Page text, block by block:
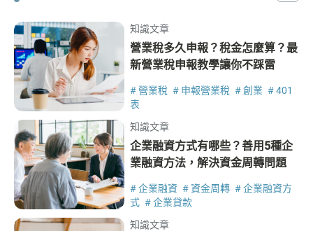
知識文章
營業稅多久申報？稅金怎麼算？最
新營業稅申報教學讓你不踩雷
# 營業稅 # 申報營業稅 # 創業 # 401
表
知識文章
企業融資方式有哪些？善用5種企
業融資方法，解決資金周轉問題
# 企業融資 # 資金周轉 # 企業融資方
式 # 企業貸款
知識文章